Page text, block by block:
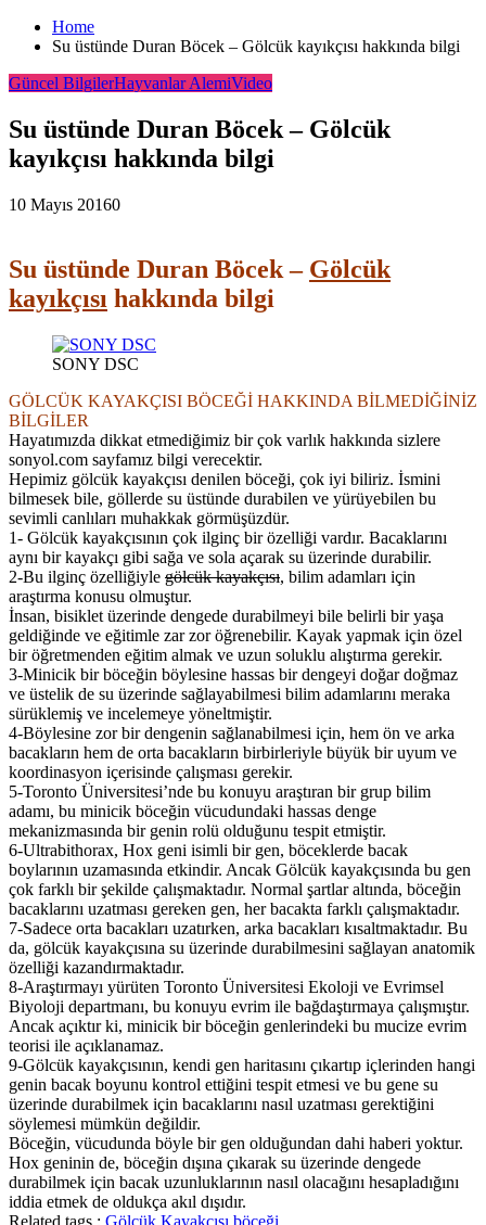
Home
Su üstünde Duran Böcek – Gölcük kayıkçısı hakkında bilgi
Güncel BilgilerHayvanlar AlemiVideo
Su üstünde Duran Böcek – Gölcük
kayıkçısı hakkında bilgi
10 Mayıs 20160
Su üstünde Duran Böcek – Gölcük
kayıkçısı hakkında bilgi
SONY DSC
GÖLCÜK KAYAKÇISI BÖCEĞİ HAKKINDA BİLMEDİĞİNİZ
BİLGİLER
Hayatımızda dikkat etmediğimiz bir çok varlık hakkında sizlere
sonyol.com sayfamız bilgi verecektir.
Hepimiz gölcük kayakçısı denilen böceği, çok iyi biliriz. İsmini
bilmesek bile, göllerde su üstünde durabilen ve yürüyebilen bu
sevimli canlıları muhakkak görmüşüzdür.
1- Gölcük kayakçısının çok ilginç bir özelliği vardır. Bacaklarını
aynı bir kayakçı gibi sağa ve sola açarak su üzerinde durabilir.
2-Bu ilginç özelliğiyle gölcük kayakçısı, bilim adamları için
araştırma konusu olmuştur.
İnsan, bisiklet üzerinde dengede durabilmeyi bile belirli bir yaşa
geldiğinde ve eğitimle zar zor öğrenebilir. Kayak yapmak için özel
bir öğretmenden eğitim almak ve uzun soluklu alıştırma gerekir.
3-Minicik bir böceğin böylesine hassas bir dengeyi doğar doğmaz
ve üstelik de su üzerinde sağlayabilmesi bilim adamlarını meraka
sürüklemiş ve incelemeye yöneltmiştir.
4-Böylesine zor bir dengenin sağlanabilmesi için, hem ön ve arka
bacakların hem de orta bacakların birbirleriyle büyük bir uyum ve
koordinasyon içerisinde çalışması gerekir.
5-Toronto Üniversitesi’nde bu konuyu araştıran bir grup bilim
adamı, bu minicik böceğin vücudundaki hassas denge
mekanizmasında bir genin rolü olduğunu tespit etmiştir.
6-Ultrabithorax, Hox geni isimli bir gen, böceklerde bacak
boylarının uzamasında etkindir. Ancak Gölcük kayakçısında bu gen
çok farklı bir şekilde çalışmaktadır. Normal şartlar altında, böceğin
bacaklarını uzatması gereken gen, her bacakta farklı çalışmaktadır.
7-Sadece orta bacakları uzatırken, arka bacakları kısaltmaktadır. Bu
da, gölcük kayakçısına su üzerinde durabilmesini sağlayan anatomik
özelliği kazandırmaktadır.
8-Araştırmayı yürüten Toronto Üniversitesi Ekoloji ve Evrimsel
Biyoloji departmanı, bu konuyu evrim ile bağdaştırmaya çalışmıştır.
Ancak açıktır ki, minicik bir böceğin genlerindeki bu mucize evrim
teorisi ile açıklanamaz.
9-Gölcük kayakçısının, kendi gen haritasını çıkartıp içlerinden hangi
genin bacak boyunu kontrol ettiğini tespit etmesi ve bu gene su
üzerinde durabilmek için bacaklarını nasıl uzatması gerektiğini
söylemesi mümkün değildir.
Böceğin, vücudunda böyle bir gen olduğundan dahi haberi yoktur.
Hox geninin de, böceğin dışına çıkarak su üzerinde dengede
durabilmek için bacak uzunluklarının nasıl olacağını hesapladığını
iddia etmek de oldukça akıl dışıdır.